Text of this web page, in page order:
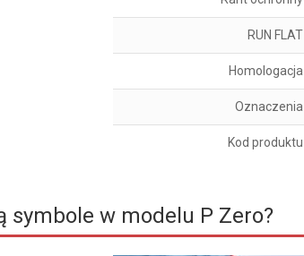
RUN FLAT
Homologacja
Oznaczenia
Kod produktu
symbole w modelu P Zero?